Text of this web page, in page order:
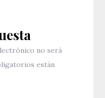
no será
están